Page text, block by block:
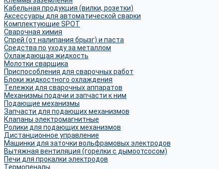
Кабельная продукция (вилки, розетки)
Аксессуары для автоматической сварки
Комплектующие SPOT
Сварочная химия
Спрей (от налипания брызг) и паста
Средства по уходу за металлом
Охлаждающая жидкость
Молотки сварщика
Приспособления для сварочных работ
Блоки жидкостного охлаждения
Тележки для сварочных аппаратов
Механизмы подачи и запчасти к ним
Подающие механизмы
Запчасти для подающих механизмов
Клапаны электромагнитные
Ролики для подающих механизмов
Дистанционное управление
Машинки для заточки вольфрамовых электродов
Вытяжная вентиляция (горелки с дымоотсосом)
Печи для прокалки электродов
Термопеналы